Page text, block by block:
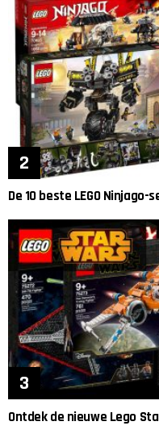
De 10 beste LEGO
Ontdek de nieuwe Lego